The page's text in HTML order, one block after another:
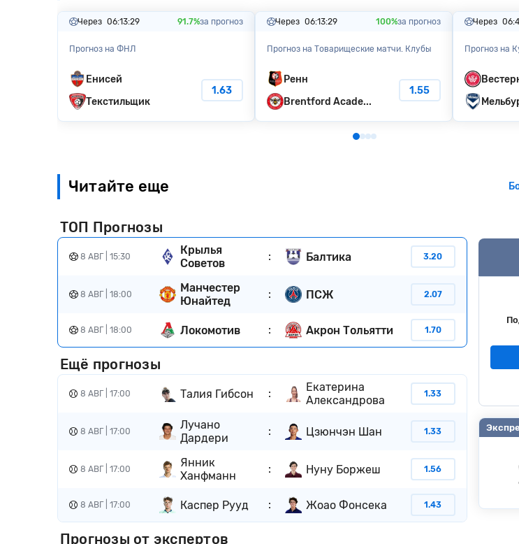
Через 06:13:28 91.7%за прогноз
Прогноз на ФНЛ
Енисей
Текстильщик
1.63
Через 06:13:28 100%за прогноз
Прогноз на Товарищеские матчи. Клубы
Ренн
Brentford Acade...
1.55
Через
Прогноз на
Читайте еще
ТОП Прогнозы
8 АВГ | 15:30
Крылья
Советов
: Балтика 3.20
8 АВГ | 18:00
Манчестер
Юнайтед
: ПСЖ 2.07
8 АВГ | 18:00 Локомотив : Акрон Тольятти 1.70
Ещё прогнозы
8 АВГ | 17:00 Талия Гибсон :
Екатерина
Александрова
1.33
8 АВГ | 17:00
Лучано
Дардери
: Цзюнчэн Шан 1.33
8 АВГ | 17:00
Янник
Ханфманн
: Нуну Боржеш 1.56
8 АВГ | 17:00 Каспер Рууд : Жоао Фонсека 1.43
Прогнозы от экспертов